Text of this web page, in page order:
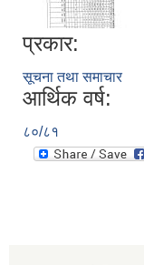
प्रकार:
सूचना तथा समाचार
आर्थिक वर्ष:
८०/८१